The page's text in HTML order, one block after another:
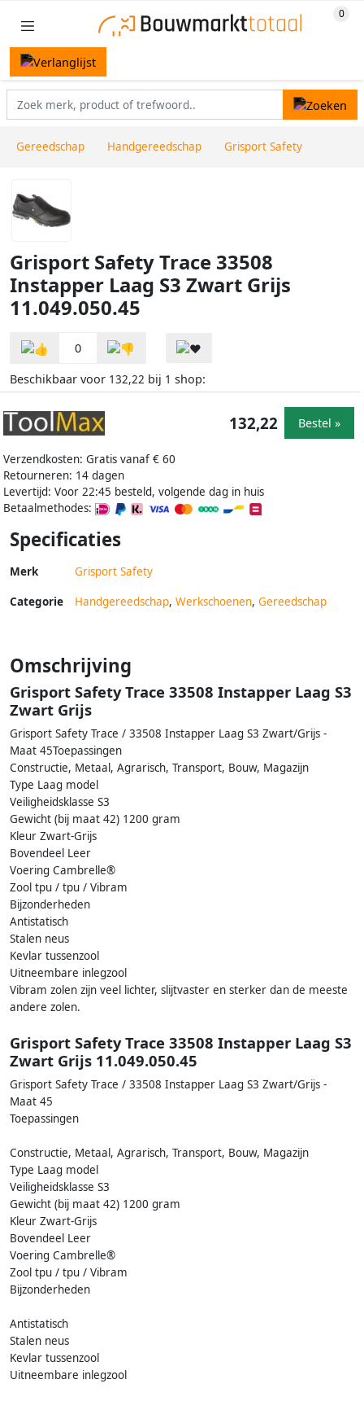
Gereedschap Handgereedschap Grisport Safety
Grisport Safety Trace 33508
Instapper Laag S3 Zwart Grijs
11.049.050.45
0
Beschikbaar voor 132,22 bij 1 shop:
Verzendkosten: Gratis vanaf € 60
Retourneren: 14 dagen
Levertijd: Voor 22:45 besteld, volgende dag in huis
Betaalmethodes:
132,22 Bestel »
Specificaties
Merk Grisport Safety
Categorie Handgereedschap, Werkschoenen, Gereedschap
Omschrijving
Grisport Safety Trace 33508 Instapper Laag S3
Zwart Grijs
Grisport Safety Trace / 33508 Instapper Laag S3 Zwart/Grijs -
Maat 45Toepassingen
Constructie, Metaal, Agrarisch, Transport, Bouw, Magazijn
Type Laag model
Veiligheidsklasse S3
Gewicht (bij maat 42) 1200 gram
Kleur Zwart-Grijs
Bovendeel Leer
Voering Cambrelle®
Zool tpu / tpu / Vibram
Bijzonderheden
Antistatisch
Stalen neus
Kevlar tussenzool
Uitneembare inlegzool
Vibram zolen zijn veel lichter, slijtvaster en sterker dan de meeste
andere zolen.
Grisport Safety Trace 33508 Instapper Laag S3
Zwart Grijs 11.049.050.45
Grisport Safety Trace / 33508 Instapper Laag S3 Zwart/Grijs -
Maat 45
Toepassingen
Constructie, Metaal, Agrarisch, Transport, Bouw, Magazijn
Type Laag model
Veiligheidsklasse S3
Gewicht (bij maat 42) 1200 gram
Kleur Zwart-Grijs
Bovendeel Leer
Voering Cambrelle®
Zool tpu / tpu / Vibram
Bijzonderheden
Antistatisch
Stalen neus
Kevlar tussenzool
Uitneembare inlegzool